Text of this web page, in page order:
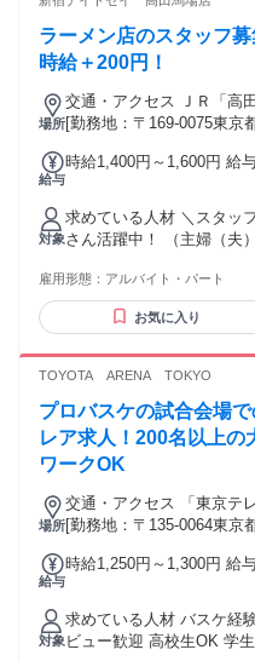
ラーメン店のスタッフ
時給＋200円！
場所
交通・アクセス ＪＲ「高
OK！
[勤務地：〒169-0075東京
給与
時給1,400円～1,600円 給
持ちバイト・副業もOK ◎短期もOK ＊週
給￥1,300
対象
求めている人材 ＼スタッフ急募！／ ✨学生
さん活躍中！ （主婦（夫）さんも在籍
方 ・ランチタイム勤務可能な方 ・土日どちらか勤務できる方
・ラーメンが好きな方 ・
興味がある方 ＿＿＿＿＿＿＿＿＿＿＿＿＿＿ ✅ 働き方 ・W
タイルに合わせた勤務可能 ＿＿＿＿＿＿＿＿＿＿＿＿＿＿ ✅
迎 ・フリーター歓迎 ・外
迎 ・ブランクOK ・友達同士の応募
め、 日本語で日常会話がで
＿＿＿＿＿＿＿＿＿＿＿＿ ✨こんな方におすすめ ・家事や育
児と両立しながら働きた
・ラーメン作りに興味が
＿＿＿＿＿＿＿ ✨職場環境について 主婦（夫）・フリータ
ッフも多く、 困ったこと
す。 まずはお気軽にご応
雇用形態： アルバイト・パート
お気に入り
TOYOTA ARENA TOKYO
プロバスケの試合会場
レア求人！200名以上の
ワークOK
場所
交通・アクセス 「東京テ
歩４分
[勤務地：〒135-0064東京
給与
時給1,250円～1,300円 給
合有 (その場合、時給1300円となりま
時間 試用・研修期間の条
ｈ：時給1250円 【給与】 本採用と異なる 基本給 : 時給 1250
対象
求めている人材 バスケ経
ビュー歓迎 高校生OK 学